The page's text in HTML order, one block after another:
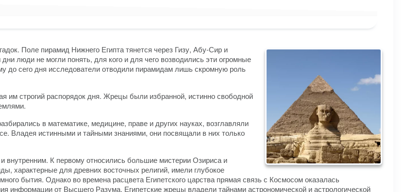
Поле пирамид Нижнего Египта тянется через Гизу, Абу-Сир и
люди не могли понять, для кого и для чего возводились эти огромные
до сего дня исследователи отводили пирамидам лишь скромную роль
им строгий распорядок дня. Жрецы были избранной, истинно свободной
в математике, медицине, праве и других науках, возглавляли
истинными и тайными знаниями, они посвящали в них только
К первому относились большие мистерии Озириса и
характерные для древних восточных религий, имели глубокое
бытия. Однако во времена расцвета Египетского царства прямая связь с Космосом оказалась
информации от Высшего Разума. Египетские жрецы владели тайнами астрономической и астрологической